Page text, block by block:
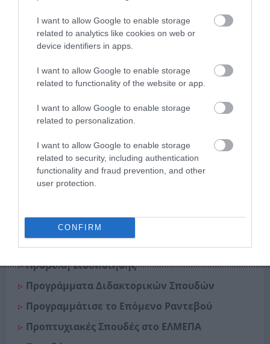
I want to allow Google to enable storage
related to analytics like cookies on web or
device identifiers in apps.
I want to allow Google to enable storage
related to functionality of the website or app.
I want to allow Google to enable storage
related to personalization.
I want to allow Google to enable storage
related to security, including authentication
functionality and fraud prevention, and other
user protection.
CONFIRM
Περιορισμένο περιεχόμενο
Πηγές Χρηματοδότησης
Πληροφορίες Αίτησης
Πληροφόρηση για Σπουδές
Πολυτεχνική Σχολή
Τμήμα Ηλεκτρολόγων Μηχανικών και
Μηχανικών Υπολογιστών [2ο Ε.Π.]
Τμήμα Ηλεκτρονικών Μηχανικών [2ο & 4ο
Ε.Π.]
Πρακτική Άσκηση
Προβολή Βιογραφικού Φοιτητή
Προβολή ειδοποίησης
Προγράμματα Διδακτορικών Σπουδών
Προγραμμάτισε το Επόμενο Ραντεβού
Προπτυχιακές Σπουδές στο ΕΛΜΕΠΑ